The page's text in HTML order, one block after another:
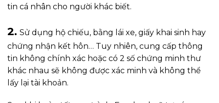
tin cá nhân cho người khác biết.
2. Sử dụng hộ chiếu, bằng lái xe, giấy khai sinh hay
chứng nhận kết hôn… Tuy nhiên, cung cấp thông
tin không chính xác hoặc có 2 số chứng minh thư
khác nhau sẽ không được xác minh và không thể
lấy lại tài khoản.